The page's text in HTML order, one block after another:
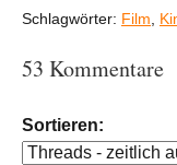
Schlagwörter: Film,
53 Kommentare
Sortieren: